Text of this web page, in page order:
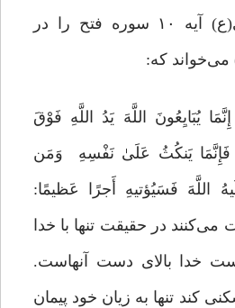
حضرت امام هادی(ع) آیه ۱۰ سوره فتح را در
که:
یُبَایِعُونَ اللَّهَ یَدُ اللَّهِ فَوْقَ
یَنکُثُ عَلَىٰ نَفْسِهِ وَمَن
اللَّهَ فَسَیُؤتیهِ أَجرًا عَظیمًا:
می‌کنند در حقیقت تنها با خدا
خدا بالای دست آنهاست.
کند تنها به زیان خود پیمان